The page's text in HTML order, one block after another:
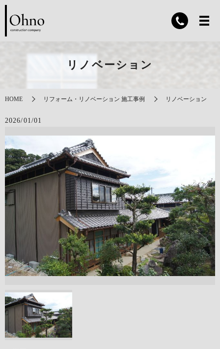
リノベーション
HOME リフォーム・リノベーション 施工事例 リノベーション
2026/01/01